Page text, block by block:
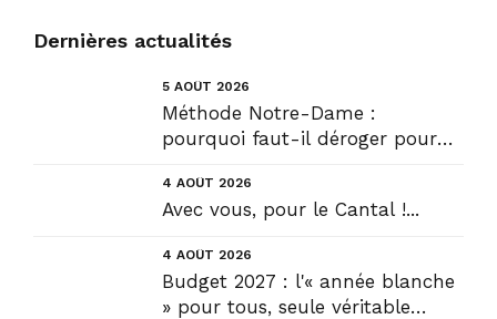
Dernières actualités
5 AOÛT 2026
Méthode Notre-Dame :
pourquoi faut-il déroger pour
4 AOÛT 2026
Avec vous, pour le Cantal !...
4 AOÛT 2026
Budget 2027 : l'« année blanche
» pour tous, seule véritable